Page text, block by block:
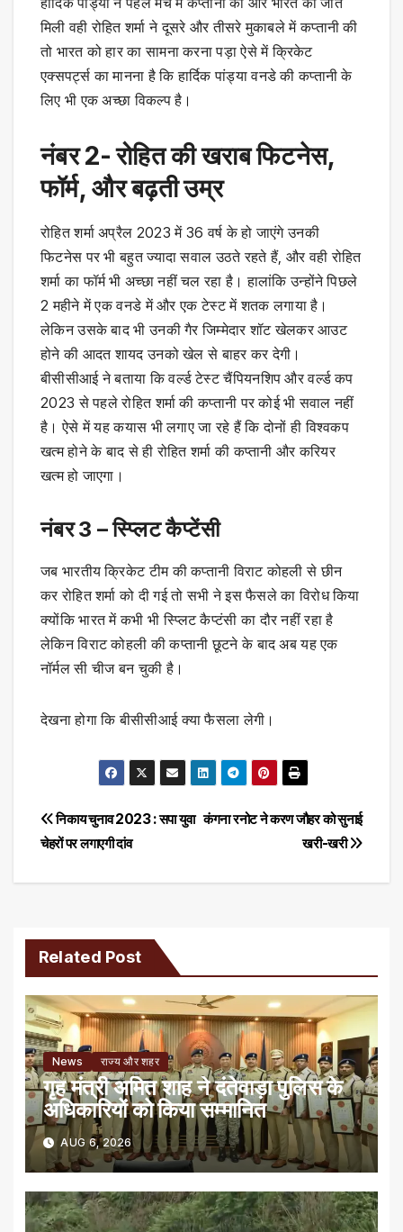
मिली वही रोहित शर्मा ने दूसरे और तीसरे मुकाबले में कप्तानी की
तो भारत को हार का सामना करना पड़ा ऐसे में क्रिकेट
एक्सपर्ट्स का मानना है कि हार्दिक पांड्या वनडे की कप्तानी के
लिए भी एक अच्छा विकल्प है।
नंबर 2- रोहित की खराब फिटनेस,
फॉर्म, और बढ़ती उम्र
रोहित शर्मा अप्रैल 2023 में 36 वर्ष के हो जाएंगे उनकी
फिटनेस पर भी बहुत ज्यादा सवाल उठते रहते हैं, और वही रोहित
शर्मा का फॉर्म भी अच्छा नहीं चल रहा है। हालांकि उन्होंने पिछले
2 महीने में एक वनडे में और एक टेस्ट में शतक लगाया है।
लेकिन उसके बाद भी उनकी गैर जिम्मेदार शॉट खेलकर आउट
होने की आदत शायद उनको खेल से बाहर कर देगी।
बीसीसीआई ने बताया कि वर्ल्ड टेस्ट चैंपियनशिप और वर्ल्ड कप
2023 से पहले रोहित शर्मा की कप्तानी पर कोई भी सवाल नहीं
है। ऐसे में यह कयास भी लगाए जा रहे हैं कि दोनों ही विश्वकप
खत्म होने के बाद से ही रोहित शर्मा की कप्तानी और करियर
खत्म हो जाएगा।
नंबर 3 – स्प्लिट कैप्टेंसी
जब भारतीय क्रिकेट टीम की कप्तानी विराट कोहली से छीन
कर रोहित शर्मा को दी गई तो सभी ने इस फैसले का विरोध किया
क्योंकि भारत में कभी भी स्प्लिट कैप्टंसी का दौर नहीं रहा है
लेकिन विराट कोहली की कप्तानी छूटने के बाद अब यह एक
नॉर्मल सी चीज बन चुकी है।
देखना होगा कि बीसीसीआई क्या फैसला लेगी।
Post
navigation
कंगना रनोट ने करण जौहर को सुनाई
खरी-खरी
निकाय चुनाव 2023 : सपा युवा
चेहरों पर लगाएगी दांव
Related Post
News राज्य और शहर
गृह मंत्री अमित शाह ने दंतेवाड़ा पुलिस के
अधिकारियों को किया सम्मानित
AUG 6, 2026